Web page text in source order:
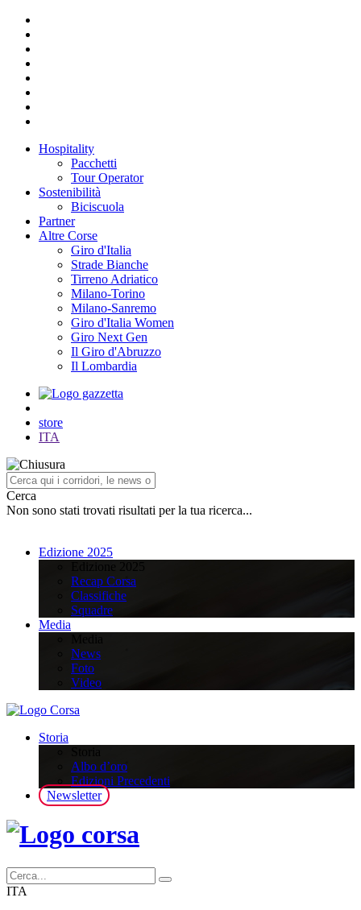
Hospitality
Pacchetti
Tour Operator
Sostenibilità
Biciscuola
Partner
Altre Corse
Giro d'Italia
Strade Bianche
Tirreno Adriatico
Milano-Torino
Milano-Sanremo
Giro d'Italia Women
Giro Next Gen
Il Giro d'Abruzzo
Il Lombardia
store
ITA
Cerca
Non sono stati trovati risultati per la tua ricerca...
Edizione 2025
Recap Corsa
Classifiche
Squadre
Media
News
Foto
Video
Storia
Albo d’oro
Edizioni Precedenti
Newsletter
ITA